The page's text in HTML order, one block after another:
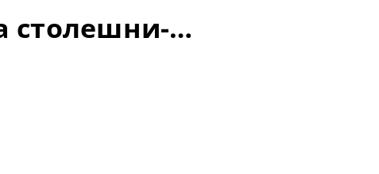
Барные столы: материал -керамика; длина столешни-1600+400 мм;